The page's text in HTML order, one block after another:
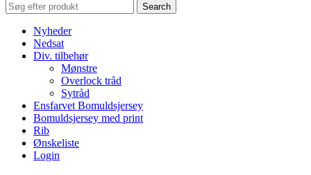
Search
Nyheder
Nedsat
Div. tilbehør
Mønstre
Overlock tråd
Sytråd
Ensfarvet Bomuldsjersey
Bomuldsjersey med print
Rib
Ønskeliste
Login